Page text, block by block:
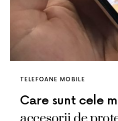
TELEFOANE MOBILE
Care sunt cele